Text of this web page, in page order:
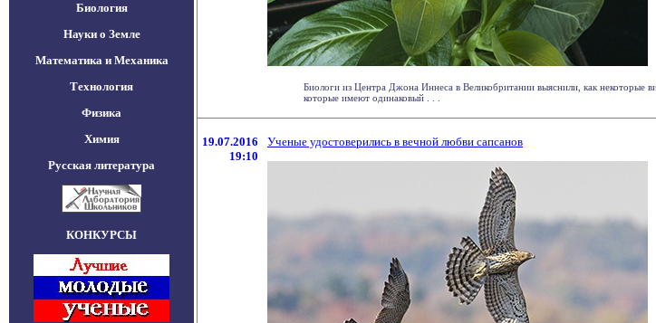
Биология
Науки о Земле
Математика и Механика
Технология
Физика
Химия
Русская литература
КОНКУРСЫ
Биологи из Центра Джона Иннеса в Великобритании выяснили, как некоторые
которые имеют одинаковый . . .
19.07.2016
19:10
Ученые удостоверились в вечной любви сапсанов